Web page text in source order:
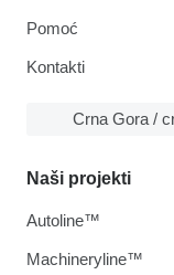
Pomoć
Kontakti
Crna Gora /
Naši projekti
Autoline™
Machineryline™